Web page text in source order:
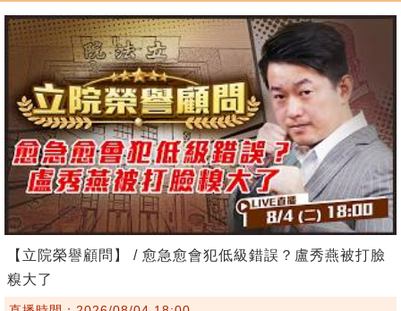
【立院榮譽顧問】 / 愈急愈會犯低級錯誤？盧秀燕被打臉
糗大了